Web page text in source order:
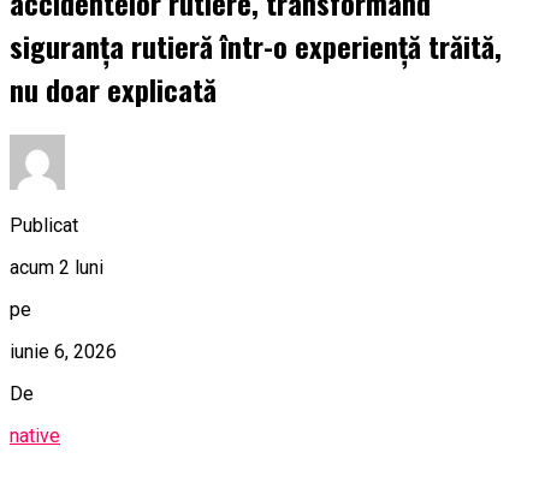
siguranța rutieră într-o experiență trăită,
nu doar explicată
Publicat
acum 2 luni
pe
iunie 6, 2026
De
native